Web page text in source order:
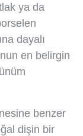
ya da
dayalı
en belirgin
benzer
dişin bir